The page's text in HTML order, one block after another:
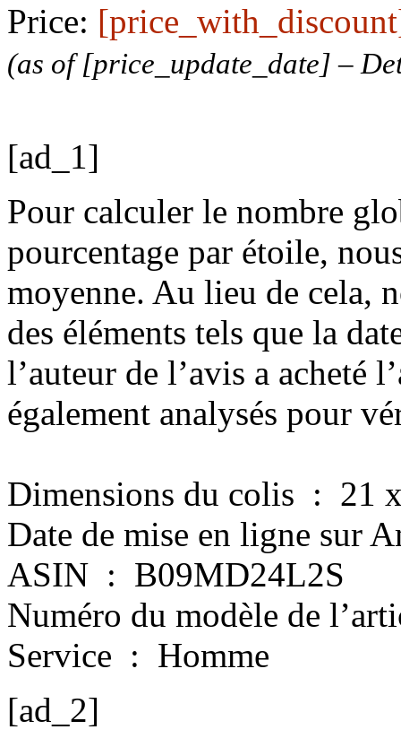
Price:
(as of [price_update_date] –
[ad_1]
Pour calculer le nombre
pourcentage par étoile,
moyenne. Au lieu de cela,
des éléments tels que la
l’auteur de l’avis a acheté
également analysés pour
ASIN ‏ : ‎ B09MD24L2S
Service ‏ : ‎ Homme
[ad_2]